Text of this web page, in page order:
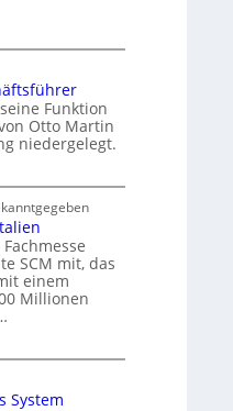
Funktion
Otto Martin
niedergelegt.
SCM mit, das
einem
Millionen
System